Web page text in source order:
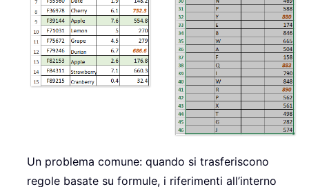
Un problema comune: quando si trasferiscono
regole basate su formule, i riferimenti all’interno